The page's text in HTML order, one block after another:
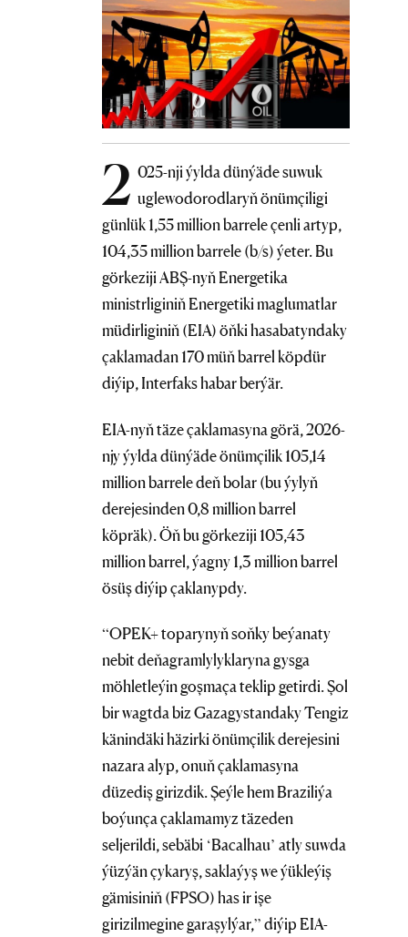
2 025-nji ýylda dünýäde suwuk
uglewodorodlaryň önümçiligi
günlük 1,55 million barrele çenli artyp,
104,35 million barrele (b/s) ýeter. Bu
görkeziji ABŞ-nyň Energetika
ministrliginiň Energetiki maglumatlar
müdirliginiň (EIA) öňki hasabatyndaky
çaklamadan 170 müň barrel köpdür
diýip, Interfaks habar berýär.
EIA-nyň täze çaklamasyna görä, 2026-
njy ýylda dünýäde önümçilik 105,14
million barrele deň bolar (bu ýylyň
derejesinden 0,8 million barrel
köpräk). Öň bu görkeziji 105,43
million barrel, ýagny 1,3 million barrel
ösüş diýip çaklanypdy.
“OPEK+ toparynyň soňky beýanaty
nebit deňagramlylyklaryna gysga
möhletleýin goşmaça teklip getirdi. Şol
bir wagtda biz Gazagystandaky Tengiz
känindäki häzirki önümçilik derejesini
nazara alyp, onuň çaklamasyna
düzediş girizdik. Şeýle hem Braziliýa
boýunça çaklamamyz täzeden
seljerildi, sebäbi ‘Bacalhau’ atly suwda
ýüzýän çykaryş, saklaýyş we ýükleýiş
gämisiniň (FPSO) has ir işe
girizilmegine garaşylýar,” diýip EIA-